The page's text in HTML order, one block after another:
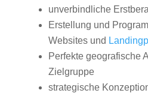
unverbindliche
Erstellung und
Websites und
Perfekte geografische
Zielgruppe
strategische